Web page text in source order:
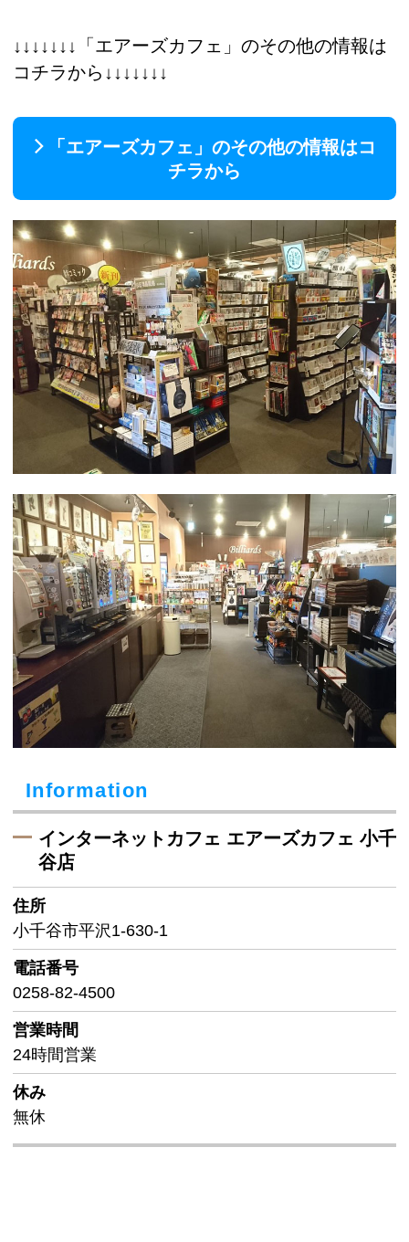
↓↓↓↓↓↓↓「エアーズカフェ」のその他の情報は
コチラから↓↓↓↓↓↓↓
「エアーズカフェ」のその他の情報はコ
チラから
Information
インターネットカフェ エアーズカフェ 小千
谷店
住所
小千谷市平沢1-630-1
電話番号
0258-82-4500
営業時間
24時間営業
休み
無休